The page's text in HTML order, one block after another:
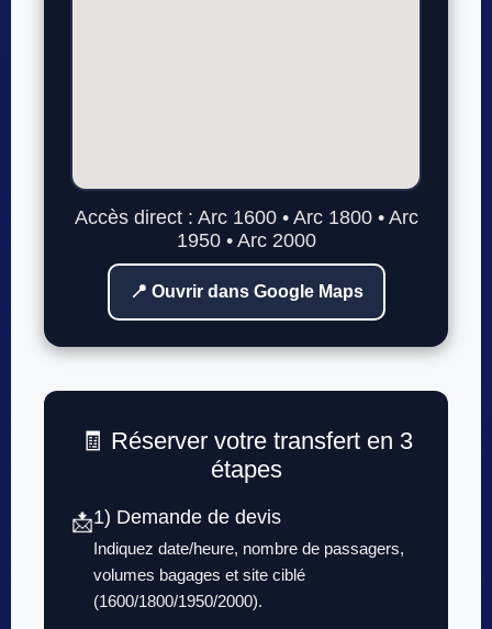
Accès direct : Arc 1600 • Arc 1800 • Arc
1950 • Arc 2000
📍 Ouvrir dans Google Maps
🧾 Réserver votre transfert en 3
étapes
📩1) Demande de devis
Indiquez date/heure, nombre de passagers,
volumes bagages et site ciblé
(1600/1800/1950/2000).